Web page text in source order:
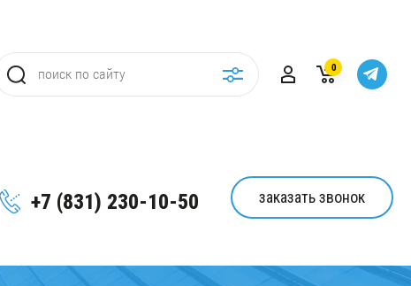
0
+7 (831) 230-10-50 заказать звонок